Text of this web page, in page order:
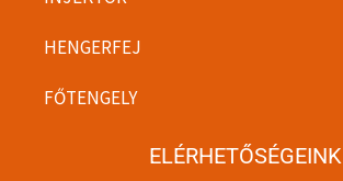
HENGERFEJ
FŐTENGELY
ELÉRHETŐSÉGEINK